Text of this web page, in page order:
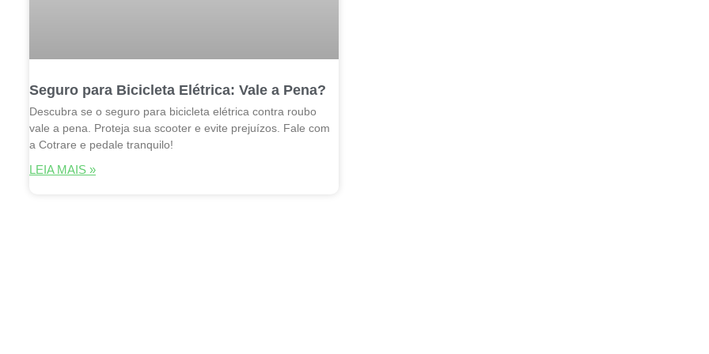
Seguro para Bicicleta Elétrica: Vale a Pena?
Descubra se o seguro para bicicleta elétrica contra roubo
vale a pena. Proteja sua scooter e evite prejuízos. Fale com
a Cotrare e pedale tranquilo!
LEIA MAIS »